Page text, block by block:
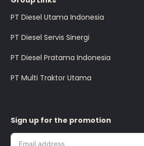
PT Diesel Utama Indonesia
PT Diesel Servis Sinergi
PT Diesel Pratama Indonesia
PT Multi Traktor Utama
Sign up for the promotion